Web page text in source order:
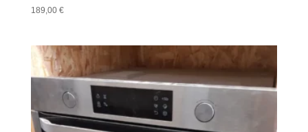
189,00 €